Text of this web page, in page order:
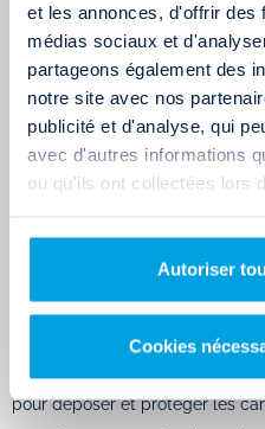
et les annonces, d'offrir des
médias sociaux et
partageons également des
notre site avec nos
publicité et d'analyse, qui
avec d'autres informations
ou qu'ils ont collectées lors
Autoriser
Cookies
La dernière astuce de cet
les déménageurs est la
déménagement.
SALER OU SABLER LA ZONE
Le givre et même la neige
pour déposer et protéger les